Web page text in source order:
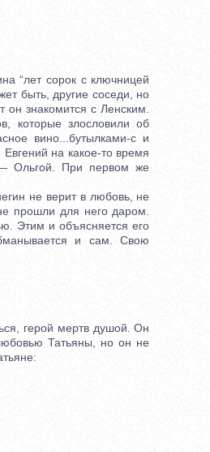
“лет сорок с ключницей
быть, другие соседи, но
он знакомится с Ленским.
которые злословили об
вино...бутылками-с и
на какое-то время
Ольгой. При первом же
не верит в любовь, не
прошли для него даром.
Этим и объясняется его
и сам. Свою
герой мертв душой. Он
Татьяны, но он не